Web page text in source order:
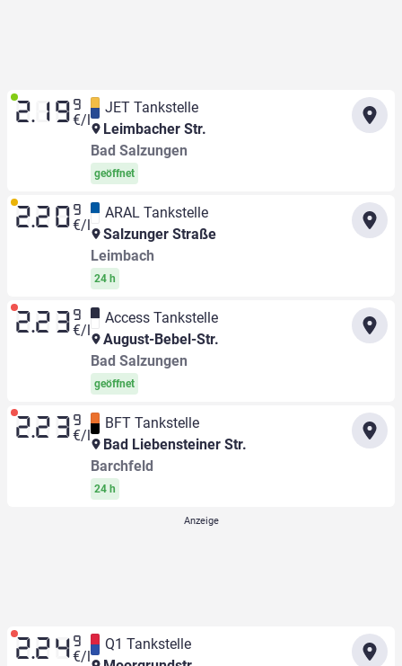
2.19 9
€/l
JET Tankstelle
Leimbacher Str.
Bad Salzungen
geöffnet
2.20 9
€/l
ARAL Tankstelle
Salzunger Straße
Leimbach
24 h
2.23 9
€/l
Access Tankstelle
August-Bebel-Str.
Bad Salzungen
geöffnet
2.23 9
€/l
BFT Tankstelle
Bad Liebensteiner Str.
Barchfeld
24 h
2.24 9
€/l
Q1 Tankstelle